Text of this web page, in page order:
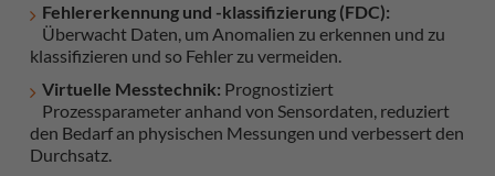
Fehlererkennung und -klassifizierung (FDC):
Überwacht Daten, um Anomalien zu erkennen und zu
klassifizieren und so Fehler zu vermeiden.
Virtuelle Messtechnik: Prognostiziert
Prozessparameter anhand von Sensordaten, reduziert
den Bedarf an physischen Messungen und verbessert den
Durchsatz.